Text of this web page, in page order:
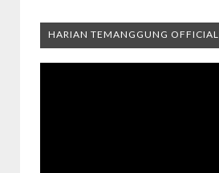
HARIAN TEMANGGUNG OFFICIAL